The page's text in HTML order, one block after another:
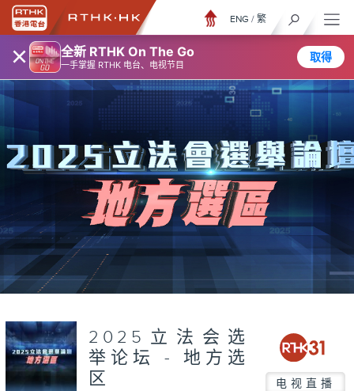
× 全新 RTHK On The Go
一手掌握 RTHK 电台、电视节目
取得
ENG / 繁
2025立法会选
举论坛 - 地方选
区
电视直播